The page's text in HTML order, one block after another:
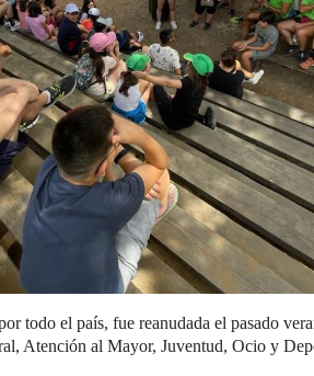
todo el país, fue reanudada el pasado
Atención al Mayor, Juventud, Ocio y